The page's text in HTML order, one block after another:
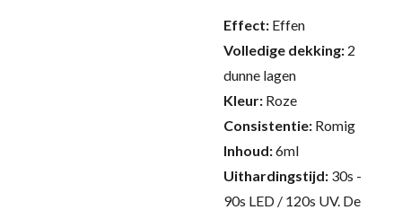
Effect: Effen
Volledige dekking: 2
dunne lagen
Kleur: Roze
Consistentie: Romig
Inhoud:6ml
Uithardingstijd: 30s -
90s LED / 120s UV. De